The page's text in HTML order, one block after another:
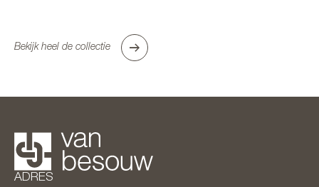
Bekijk heel de collectie
ADRES